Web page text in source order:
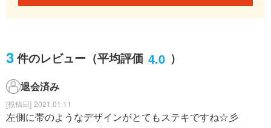
3件のレビュー （平均評価 4.0 ）
退会済み
2021.01.11
左側に帯のようなデザインがとてもステキですね☆彡